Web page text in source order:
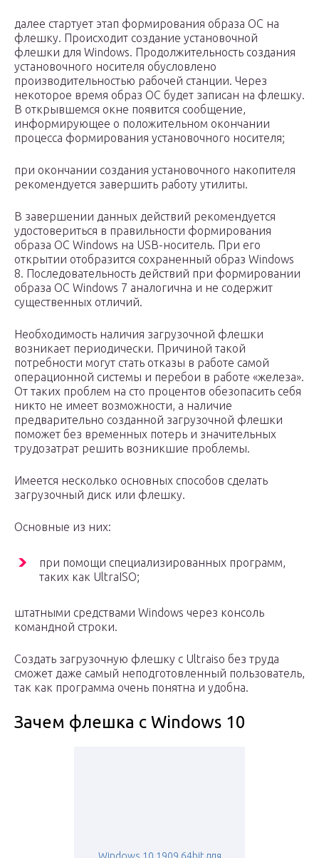
далее стартует этап формирования образа ОС на
флешку. Происходит создание установочной
флешки для Windows. Продолжительность создания
установочного носителя обусловлено
производительностью рабочей станции. Через
некоторое время образ ОС будет записан на флешку.
В открывшемся окне появится сообщение,
информирующее о положительном окончании
процесса формирования установочного носителя;
при окончании создания установочного накопителя
рекомендуется завершить работу утилиты.
В завершении данных действий рекомендуется
удостовериться в правильности формирования
образа ОС Windows на USB-носитель. При его
открытии отобразится сохраненный образ Windows
8. Последовательность действий при формировании
образа ОС Windows 7 аналогична и не содержит
существенных отличий.
Необходимость наличия загрузочной флешки
возникает периодически. Причиной такой
потребности могут стать отказы в работе самой
операционной системы и перебои в работе «железа».
От таких проблем на сто процентов обезопасить себя
никто не имеет возможности, а наличие
предварительно созданной загрузочной флешки
поможет без временных потерь и значительных
трудозатрат решить возникшие проблемы.
Имеется несколько основных способов сделать
загрузочный диск или флешку.
Основные из них:
при помощи специализированных программ,
таких как UltraISO;
штатными средствами Windows через консоль
командной строки.
Создать загрузочную флешку с Ultraiso без труда
сможет даже самый неподготовленный пользователь,
так как программа очень понятна и удобна.
Зачем флешка с Windows 10